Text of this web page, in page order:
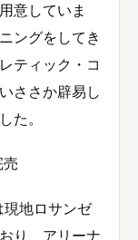
意していま
ングをしてき
ティック・コ
ささか辟易し
た。
地ロサンゼ
り、アリーナ